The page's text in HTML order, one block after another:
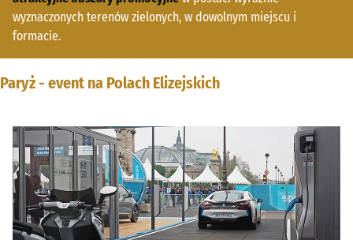
wyznaczonych terenów zielonych, w dowolnym miejscu i
formacie.
Paryż - event na Polach Elizejskich